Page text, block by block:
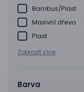
Bambus/Plast
Masivní dřevo
Plast
Zobrazit více
Barva